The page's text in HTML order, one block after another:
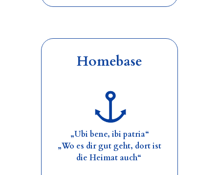
Homebase
„Ubi bene, ibi patria“
„Wo es dir gut geht, dort ist
die Heimat auch“